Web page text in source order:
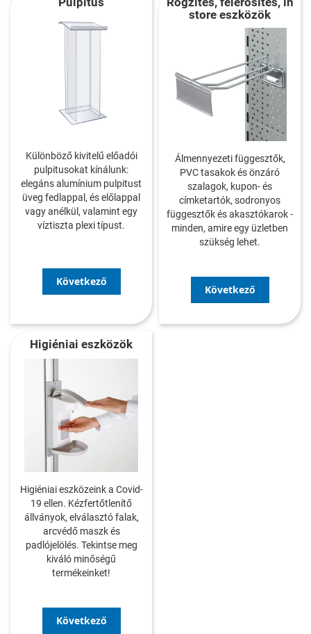
Különböző kivitelű előadói
pulpitusokat kínálunk:
elegáns alumínium pulpitust
üveg fedlappal, és előlappal
vagy anélkül, valamint egy
víztiszta plexi típust.
Következő
store eszközök
Álmennyezeti függesztők,
PVC tasakok és önzáró
szalagok, kupon- és
címketartók, sodronyos
függesztők és akasztókarok -
minden, amire egy üzletben
szükség lehet.
Következő
Higiéniai eszközök
Higiéniai eszközeink a Covid-
19 ellen. Kézfertőtlenítő
állványok, elválasztó falak,
arcvédő maszk és
padlójelölés. Tekintse meg
kiváló minőségű
termékeinket!
Következő